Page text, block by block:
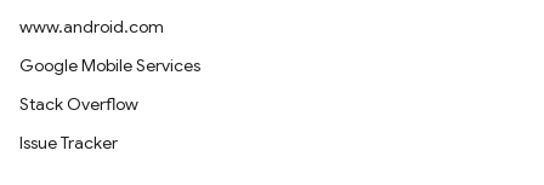
www.android.com
Google Mobile Services
Stack Overflow
Issue Tracker